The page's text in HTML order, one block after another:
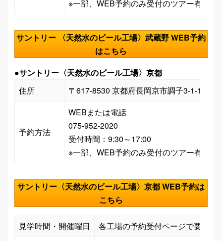
※一部、WEB予約のみ受付のツアー有り
サントリー 〈天然水のビール工場〉武蔵野 WEB予約
はこちら
●サントリー〈天然水のビール工場〉京都
住所
〒617-8530 京都府長岡京市調子3-1-1
予約方法
WEBまたは電話
075-952-2020
受付時間：9:30～17:00
※一部、WEB予約のみ受付のツアー有り
サントリー〈天然水のビール工場〉京都 WEB予約は
こちら
見学時間・開催曜日 各工場の予約受付ページで要確認